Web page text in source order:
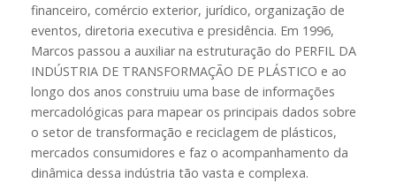
financeiro, comércio exterior, jurídico, organização de
eventos, diretoria executiva e presidência. Em 1996,
Marcos passou a auxiliar na estruturação do PERFIL DA
INDÚSTRIA DE TRANSFORMAÇÃO DE PLÁSTICO e ao
longo dos anos construiu uma base de informações
mercadológicas para mapear os principais dados sobre
o setor de transformação e reciclagem de plásticos,
mercados consumidores e faz o acompanhamento da
dinâmica dessa indústria tão vasta e complexa.